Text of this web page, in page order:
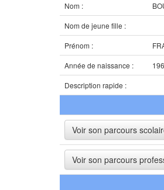
Nom :
Nom de jeune fille :
Prénom :
Année de naissance :
Description rapide :
Voir son parcours
Voir son parcours